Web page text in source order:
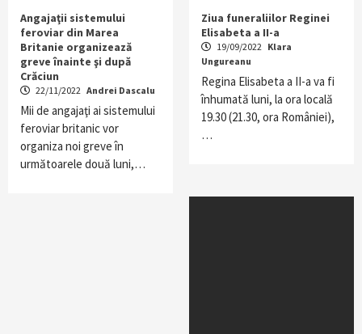
Angajaţii sistemului
feroviar din Marea
Britanie organizează
greve înainte şi după
Crăciun
22/11/2022 Andrei Dascalu
Mii de angajaţi ai sistemului
feroviar britanic vor
organiza noi greve în
următoarele două luni,…
Ziua funeraliilor Reginei
Elisabeta a II-a
19/09/2022 Klara
Ungureanu
Regina Elisabeta a II-a va fi
înhumată luni, la ora locală
19.30 (21.30, ora României),
…